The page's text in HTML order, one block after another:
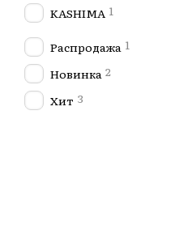
KASHIMA 1
Распродажа 1
Новинка 2
Хит 3